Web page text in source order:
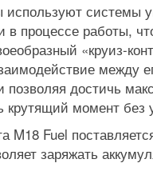
системы
в процессе работы,
«круиз-
между
позволяя достичь
момент без
M18 Fuel
заряжать